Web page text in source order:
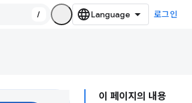
/ 로그인
이 페이지의 내용